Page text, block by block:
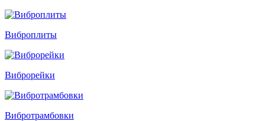
Виброплиты
Виброрейки
Вибротрамбовки